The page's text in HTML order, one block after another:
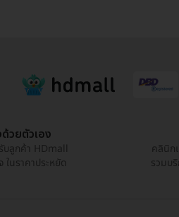
วยตัวเอง
ลูกค้า HDmall
ในราคาประหยัด
คลินิก
รวมบ